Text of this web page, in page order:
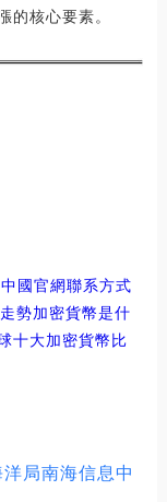
的核心要素。
國官網聯系方式
勢加密貨幣是什
十大加密貨幣比
局南海信息中